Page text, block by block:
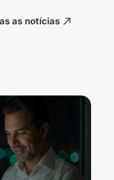
as notícias